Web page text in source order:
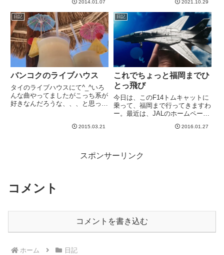
一択のようです。ボード内のシー
ルドはソルダーレスケーブルなど
のおかげで、自...
2014.01.07
丈夫です、と言われても緩めてい
たのですが、この1年くらいは本
当に張りっぱなしにしてみたので
すが、本当に大丈夫ですね。すご
い...
2021.10.29
日記
バンコクのライブハウス
タイのライブハウスにて^_^いろ
んな曲やってましたがこっち系が
好きなんだろうな、、、と思って
2015.03.21
日記
これでちょっと福岡までひ
とっ飛び
今日は、このF14トムキャットに
乗って、福岡まで行ってきますわ
ー。最近は、JALのホームページ
＾・・・て普通のトーンでさらっ
どうか確認してくれるんじゃ...
2016.01.27
スポンサーリンク
コメント
コメントを書き込む
ホーム 日記